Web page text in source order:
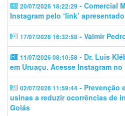
20/07/2026 18:22:29 - Comercial
Instagram pelo ‘link’
17/07/2026 16:32:58 - Valmir
11/07/2026 08:10:58 - Dr. Luis
em Uruaçu. Acesse Instagram no
02/07/2026 11:59:44 - Prevenção
usinas a reduzir ocorrências de
Goiás